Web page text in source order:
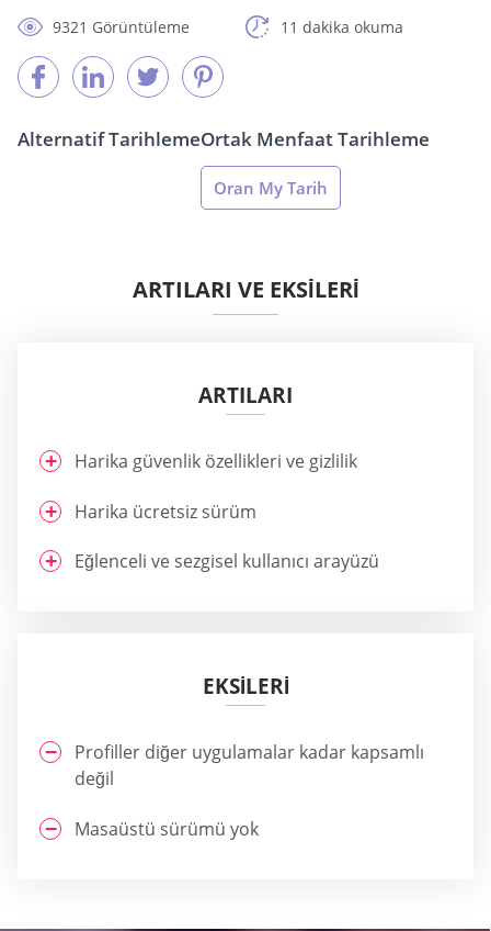
9321 Görüntüleme
11 dakika okuma
Alternatif TarihlemeOrtak Menfaat Tarihleme
Oran My Tarih
ARTILARI VE EKSİLERİ
ARTILARI
Harika güvenlik özellikleri ve gizlilik
Harika ücretsiz sürüm
Eğlenceli ve sezgisel kullanıcı arayüzü
EKSILERI
Profiller diğer uygulamalar kadar kapsamlı
değil
Masaüstü sürümü yok